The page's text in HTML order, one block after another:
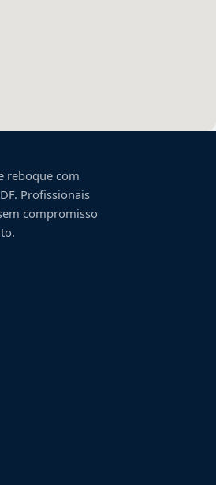
reboque com
DF. Profissionais
compromisso